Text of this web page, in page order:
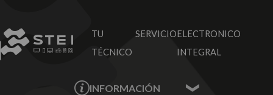
TU SERVICIO
TÉCNICO
ELECTRONICO
INTEGRAL
INFORMACIÓN